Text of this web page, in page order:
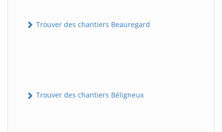
Trouver des chantiers Beauregard
Trouver des chantiers Béligneux